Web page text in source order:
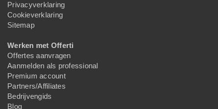
Privacyverklaring
Cookieverklaring
Sitemap
Werken met Offerti
Offertes aanvragen
Aanmelden als professional
Premium account
Partners/Affiliates
Bedrijvengids
Blog